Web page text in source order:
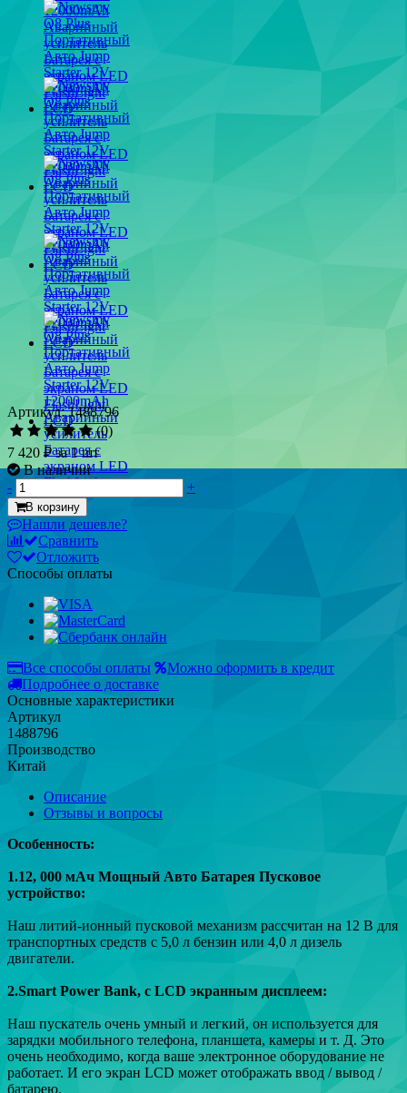
Артикул: 1488796
(0)
7 420 ₽за 1 шт
В наличии
-
+
В корзину
Нашли дешевле?
Сравнить
Отложить
Способы оплаты
Все способы оплаты
Можно оформить в кредит
Подробнее о доставке
Основные характеристики
Артикул
1488796
Производство
Китай
Описание
Отзывы и вопросы
Особенность:
1.12, 000 мАч Мощный Авто Батарея Пусковое
устройство:
Наш литий-ионный пусковой механизм рассчитан на 12 В для
транспортных средств с 5,0 л бензин или 4,0 л дизель
двигатели.
2.Smart Power Bank, с LCD экранным дисплеем:
Наш пускатель очень умный и легкий, он используется для
зарядки мобильного телефона, планшета, камеры и т. Д. Это
очень необходимо, когда ваше электронное оборудование не
работает. И его экран LCD может отображать ввод / вывод /
батарею.